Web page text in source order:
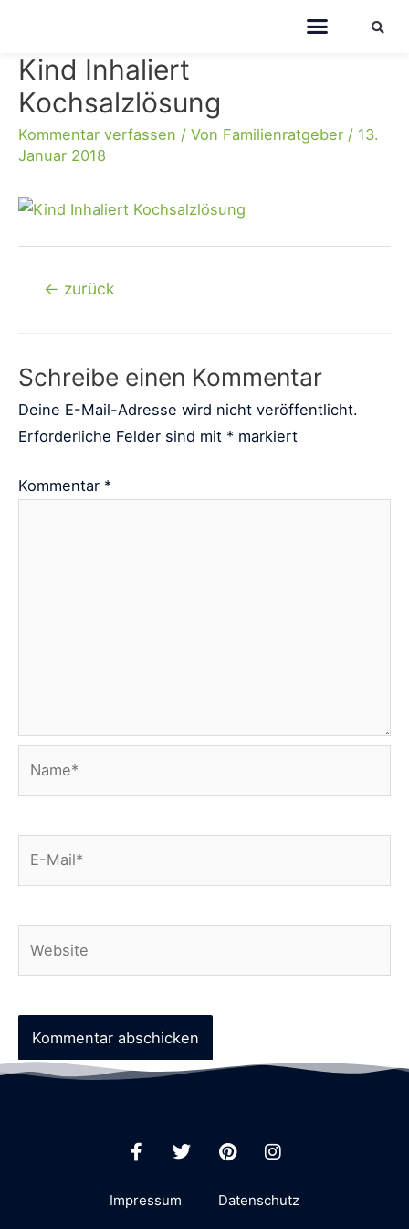
Kind Inhaliert
Kochsalzlösung
Kommentar verfassen / Von Familienratgeber / 13.
Januar 2018
← zurück
Schreibe einen Kommentar
Deine E-Mail-Adresse wird nicht veröffentlicht.
Erforderliche Felder sind mit * markiert
Kommentar *
Impressum Datenschutz